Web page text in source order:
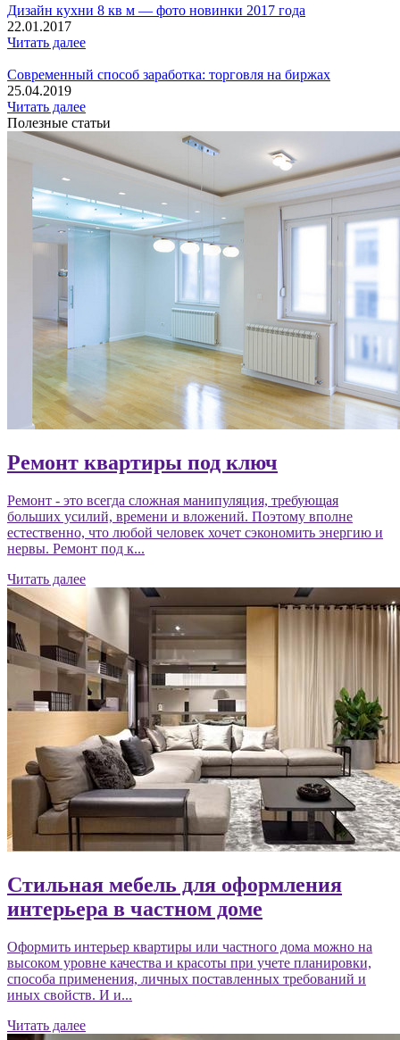
Дизайн кухни 8 кв м — фото новинки 2017 года
22.01.2017
Читать далее
Современный способ заработка: торговля на биржах
25.04.2019
Читать далее
Полезные статьи
Ремонт квартиры под ключ
Ремонт - это всегда сложная манипуляция, требующая
больших усилий, времени и вложений. Поэтому вполне
естественно, что любой человек хочет сэкономить энергию и
нервы. Ремонт под к...
Читать далее
Стильная мебель для оформления
интерьера в частном доме
Оформить интерьер квартиры или частного дома можно на
высоком уровне качества и красоты при учете планировки,
способа применения, личных поставленных требований и
иных свойств. И и...
Читать далее